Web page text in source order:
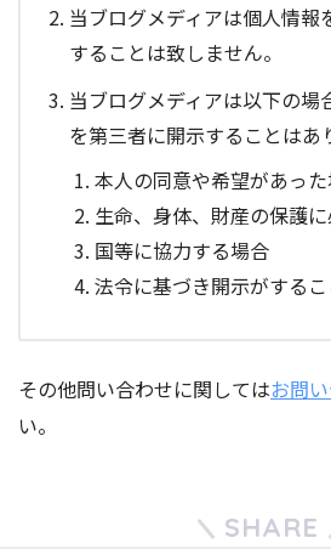
当ブログメディアは個人情報
することは致しません。
当ブログメディアは以下の場
を第三者に開示することはあ
本人の同意や希望があっ
生命、身体、財産の保護
国等に協力する場合
法令に基づき開示がする
その他問い合わせに関してはお問
い。
SHARE